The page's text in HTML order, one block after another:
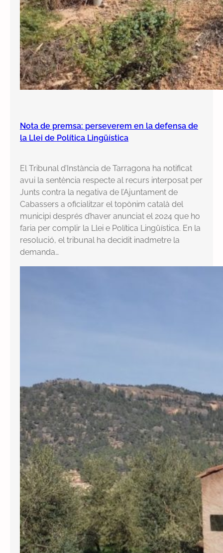
Nota de premsa: perseverem en la defensa de
la Llei de Política Lingüística
El Tribunal d’Instància de Tarragona ha notificat
avui la sentència respecte al recurs interposat per
Junts contra la negativa de l’Ajuntament de
Cabassers a oficialitzar el topònim català del
municipi després d’haver anunciat el 2024 que ho
faria per complir la Llei e Política Lingüística. En la
resolució, el tribunal ha decidit inadmetre la
demanda…